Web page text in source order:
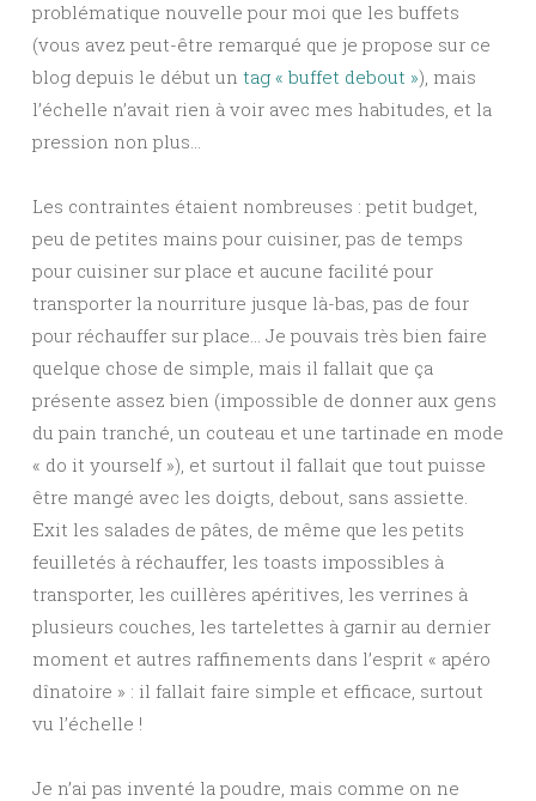
problématique nouvelle pour moi que les buffets
(vous avez peut-être remarqué que je propose sur ce
blog depuis le début un tag « buffet debout »), mais
l’échelle n’avait rien à voir avec mes habitudes, et la
pression non plus…
Les contraintes étaient nombreuses : petit budget,
peu de petites mains pour cuisiner, pas de temps
pour cuisiner sur place et aucune facilité pour
transporter la nourriture jusque là-bas, pas de four
pour réchauffer sur place… Je pouvais très bien faire
quelque chose de simple, mais il fallait que ça
présente assez bien (impossible de donner aux gens
du pain tranché, un couteau et une tartinade en mode
« do it yourself »), et surtout il fallait que tout puisse
être mangé avec les doigts, debout, sans assiette.
Exit les salades de pâtes, de même que les petits
feuilletés à réchauffer, les toasts impossibles à
transporter, les cuillères apéritives, les verrines à
plusieurs couches, les tartelettes à garnir au dernier
moment et autres raffinements dans l’esprit « apéro
dînatoire » : il fallait faire simple et efficace, surtout
vu l’échelle !
Je n’ai pas inventé la poudre, mais comme on ne